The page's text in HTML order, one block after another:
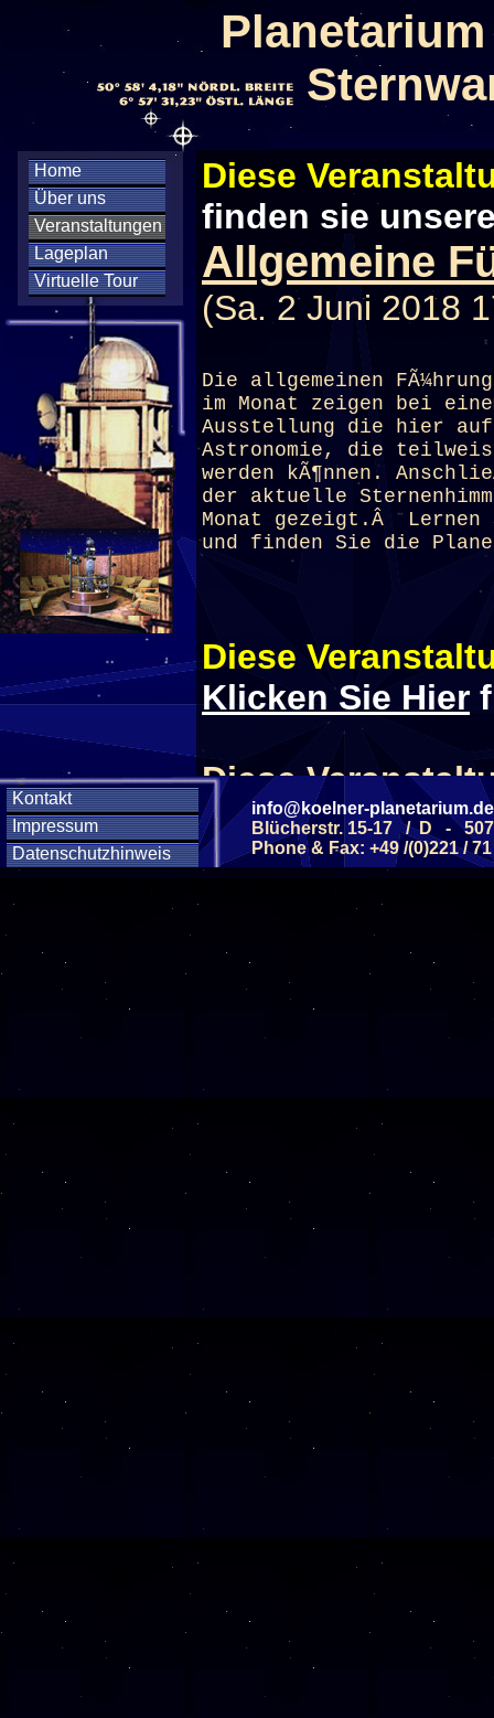
Home
Über uns
Veranstaltungen
Lageplan
Virtuelle Tour
Kontakt
Impressum
Datenschutzhinweis
Diese
finden sie
Allgemeine
(Sa. 2 Juni 2018
Die allgemeinen
im Monat zeigen bei
Ausstellung die hier
Astronomie, die
werden kÃ¶nnen.
der aktuelle
Monat gezeigt.Â
und finden Sie die
Diese
Klicken Sie Hier
Diese
Wochentag
SAMSTAG
SAMSTAG
SAMSTAG
Alle
info@koelner-planetarium.de
Blücherstr. 15-17 / D -
Phone & Fax: +49 /(0)221 /